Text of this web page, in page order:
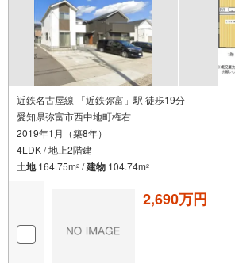
近鉄名古屋線 「近鉄弥富」駅 徒歩19分
愛知県弥富市西中地町権右
2019年1月（築8年）
4LDK / 地上2階建
土地164.75m2 /建物 104.74m2
2,690万円